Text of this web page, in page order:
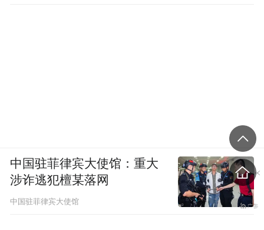
中国驻菲律宾大使馆：重大
涉诈逃犯檀某落网
中国驻菲律宾大使馆